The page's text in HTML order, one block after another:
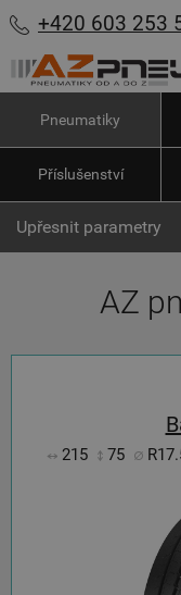
+420 603 253
Pneumatiky
Příslušenství
Upřesnit parametry
AZ
215 75